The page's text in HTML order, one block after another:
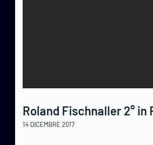
Roland Fischnaller 2° in
14 DICEMBRE 2017